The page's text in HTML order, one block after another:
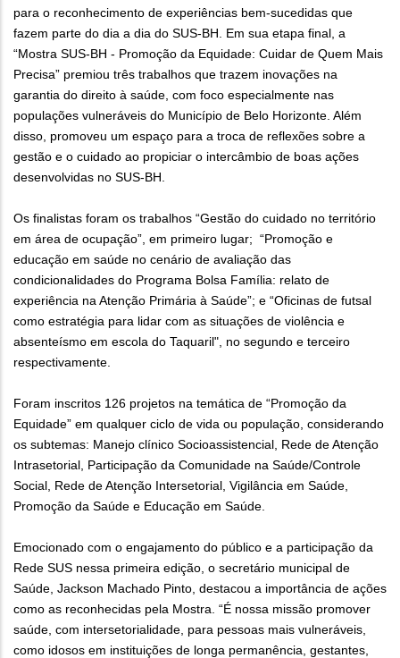
para o reconhecimento de experiências bem-sucedidas que
fazem parte do dia a dia do SUS-BH. Em sua etapa final, a
“Mostra SUS-BH - Promoção da Equidade: Cuidar de Quem Mais
Precisa” premiou três trabalhos que trazem inovações na
garantia do direito à saúde, com foco especialmente nas
populações vulneráveis do Município de Belo Horizonte. Além
disso, promoveu um espaço para a troca de reflexões sobre a
gestão e o cuidado ao propiciar o intercâmbio de boas ações
desenvolvidas no SUS-BH.
Os finalistas foram os trabalhos “Gestão do cuidado no território
em área de ocupação”, em primeiro lugar; “Promoção e
educação em saúde no cenário de avaliação das
condicionalidades do Programa Bolsa Família: relato de
experiência na Atenção Primária à Saúde”; e “Oficinas de futsal
como estratégia para lidar com as situações de violência e
absenteísmo em escola do Taquaril", no segundo e terceiro
respectivamente.
Foram inscritos 126 projetos na temática de “Promoção da
Equidade” em qualquer ciclo de vida ou população, considerando
os subtemas: Manejo clínico Socioassistencial, Rede de Atenção
Intrasetorial, Participação da Comunidade na Saúde/Controle
Social, Rede de Atenção Intersetorial, Vigilância em Saúde,
Promoção da Saúde e Educação em Saúde.
Emocionado com o engajamento do público e a participação da
Rede SUS nessa primeira edição, o secretário municipal de
Saúde, Jackson Machado Pinto, destacou a importância de ações
como as reconhecidas pela Mostra. “É nossa missão promover
saúde, com intersetorialidade, para pessoas mais vulneráveis,
como idosos em instituições de longa permanência, gestantes,